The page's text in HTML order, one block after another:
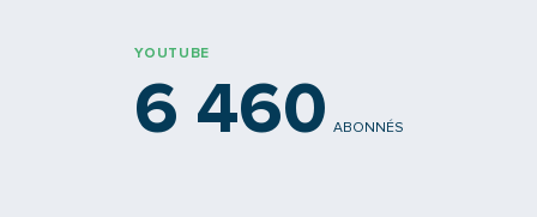
YOUTUBE
6 460 ABONNÉS